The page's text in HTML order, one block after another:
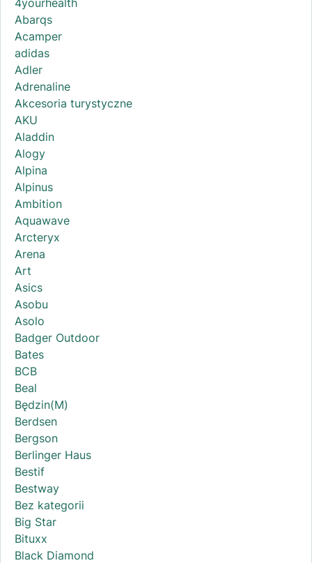
Abarqs
Acamper
adidas
Adler
Adrenaline
Akcesoria turystyczne
AKU
Aladdin
Alogy
Alpina
Alpinus
Ambition
Aquawave
Arcteryx
Arena
Art
Asics
Asobu
Asolo
Badger Outdoor
Bates
BCB
Beal
Będzin(M)
Berdsen
Bergson
Berlinger Haus
Bestif
Bestway
Bez kategorii
Big Star
Bituxx
Black Diamond